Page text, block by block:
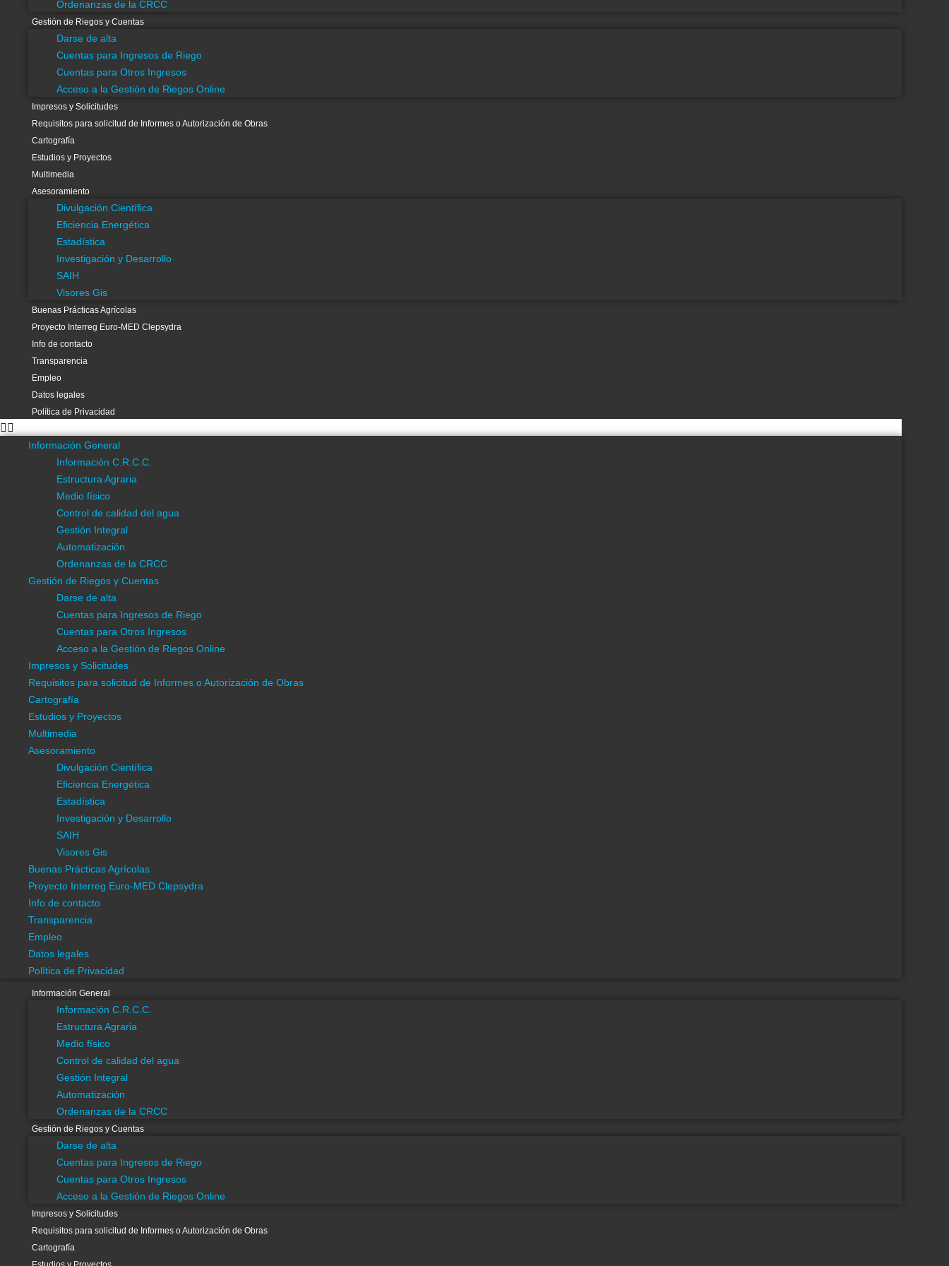
Ordenanzas de la CRCC
Gestión de Riegos y Cuentas
Darse de alta
Cuentas para Ingresos de Riego
Cuentas para Otros Ingresos
Acceso a la Gestión de Riegos Online
Impresos y Solicitudes
Requisitos para solicitud de Informes o Autorización de Obras
Cartografía
Estudios y Proyectos
Multimedia
Asesoramiento
Divulgación Científica
Eficiencia Energética
Estadística
Investigación y Desarrollo
SAIH
Visores Gis
Buenas Prácticas Agrícolas
Proyecto Interreg Euro-MED Clepsydra
Info de contacto
Transparencia
Empleo
Datos legales
Política de Privacidad
Información General
Información C.R.C.C.
Estructura Agraria
Medio físico
Control de calidad del agua
Gestión Integral
Automatización
Ordenanzas de la CRCC
Gestión de Riegos y Cuentas
Darse de alta
Cuentas para Ingresos de Riego
Cuentas para Otros Ingresos
Acceso a la Gestión de Riegos Online
Impresos y Solicitudes
Requisitos para solicitud de Informes o Autorización de Obras
Cartografía
Estudios y Proyectos
Multimedia
Asesoramiento
Divulgación Científica
Eficiencia Energética
Estadística
Investigación y Desarrollo
SAIH
Visores Gis
Buenas Prácticas Agrícolas
Proyecto Interreg Euro-MED Clepsydra
Info de contacto
Transparencia
Empleo
Datos legales
Política de Privacidad
Información General
Información C.R.C.C.
Estructura Agraria
Medio físico
Control de calidad del agua
Gestión Integral
Automatización
Ordenanzas de la CRCC
Gestión de Riegos y Cuentas
Darse de alta
Cuentas para Ingresos de Riego
Cuentas para Otros Ingresos
Acceso a la Gestión de Riegos Online
Impresos y Solicitudes
Requisitos para solicitud de Informes o Autorización de Obras
Cartografía
Search
Información General
Información C.R.C.C.
Estructura Agraria
Medio físico
Control de calidad del agua
Gestión Integral
Automatización
Ordenanzas de la CRCC
Gestión de Riegos y Cuentas
Darse de alta
Cuentas para Ingresos de Riego
Cuentas para Otros Ingresos
Acceso a la Gestión de Riegos Online
Impresos y Solicitudes
Requisitos para solicitud de Informes o Autorización de Obras
Cartografía
Estudios y Proyectos
Multimedia
Asesoramiento
Divulgación Científica
Eficiencia Energética
Estadística
Recomendaciones de Riego
Enlaces Externos
Estructura Agraria
Medio físico
Control de calidad del agua
Gestión Integral
Automatización
Ordenanzas de la CRCC
Gestión de Riegos y Cuentas
Darse de alta
Cuentas para Ingresos de Riego
Cuentas para Otros Ingresos
Acceso a la Gestión de Riegos Online
Impresos y Solicitudes
Requisitos para solicitud de Informes o Autorización de Obras
Cartografía
Estudios y Proyectos
Multimedia
Asesoramiento
Divulgación Científica
Eficiencia Energética
Estadística
Investigación y Desarrollo
SAIH
Visores Gis
Buenas Prácticas Agrícolas
Info de contacto
Transparencia
Datos legales